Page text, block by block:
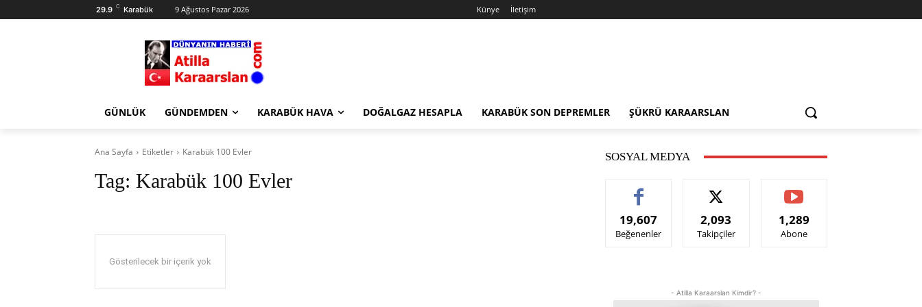
29.9 C Karabük 9 Ağustos Pazar 2026 Künye İletişim
GÜNLÜK GÜNDEMDEN KARABÜK HAVA DOĞALGAZ HESAPLA KARABÜK SON DEPREMLER ŞÜKRÜ KARAARSLAN
Ana Sayfa Etiketler Karabük 100 Evler
Tag: Karabük 100 Evler
Gösterilecek bir içerik yok
SOSYAL MEDYA
19,607
Beğenenler
2,093
Takipçiler
1,289
Abone
- Atilla Karaarslan Kimdir? -